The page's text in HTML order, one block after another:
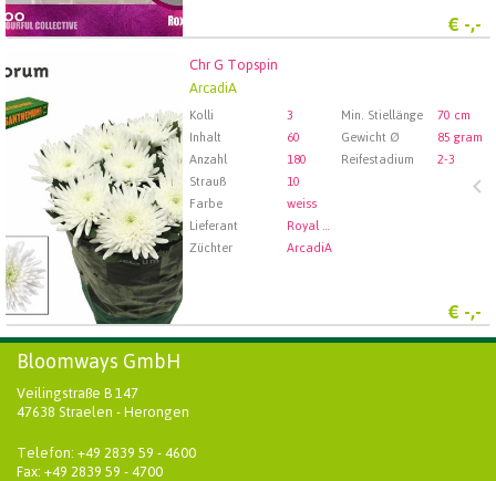
€ -,-
Chr G Topspin
ArcadiA
Kolli 3 Min. Stiellänge
70 cm
Inhalt
60 Gewicht Ø
85 gram
Anzahl
180 Reifestadium
2-3
Strauß
10
Farbe
weiss
Lieferant
Royal FloraHolland Aalsmeer
Züchter
ArcadiA
€ -,-
Chr G Topspin
Wählen Sie zuerst ein Abfartdatum.
Bloomways GmbH
Veilingstraße B 147
47638 Straelen - Herongen
Telefon: +49 2839 59 - 4600
Fax: +49 2839 59 - 4700